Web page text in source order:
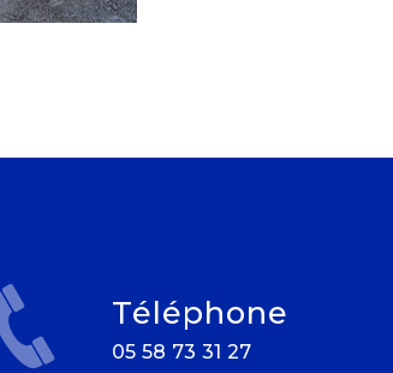
Téléphone
05 58 73 31 27